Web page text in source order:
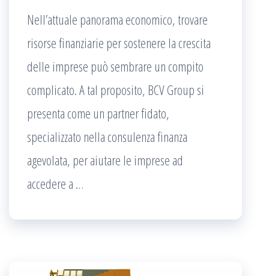
Nell’attuale panorama economico, trovare
risorse finanziarie per sostenere la crescita
delle imprese può sembrare un compito
complicato. A tal proposito, BCV Group si
presenta come un partner fidato,
specializzato nella consulenza finanza
agevolata, per aiutare le imprese ad
accedere a …